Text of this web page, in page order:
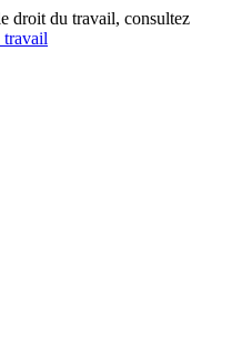
droit du travail, consultez
travail